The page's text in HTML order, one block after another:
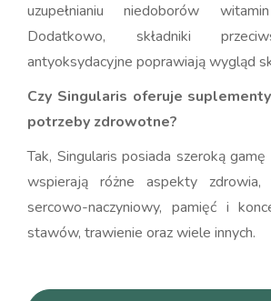
uzupełnianiu niedoborów
Dodatkowo, składniki
antyoksydacyjne poprawiają wygląd
Czy Singularis oferuje
potrzeby zdrowotne?
Tak, Singularis posiada szeroką
wspierają różne aspekty
sercowo-naczyniowy, pamięć i
stawów, trawienie oraz wiele innych.